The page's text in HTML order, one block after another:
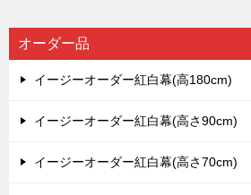
オーダー品
イージーオーダー紅白幕(高180cm)
イージーオーダー紅白幕(高さ90cm)
イージーオーダー紅白幕(高さ70cm)